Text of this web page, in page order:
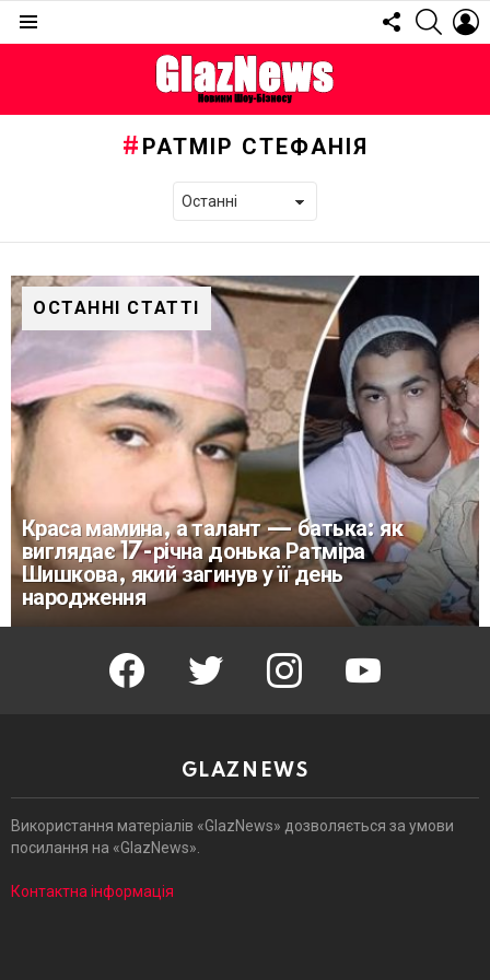
FOLLOW
US
РАТМІР СТЕФАНІЯ
ОСТАННІ СТАТТІ
Краса мамина, а талант — батька: як
виглядає 17-річна донька Ратміра
Шишкова, який загинув у її день
народження
facebook twitter instagram youtube
GLAZNEWS
Використання матеріалів «GlazNews» дозволяється за умови
посилання на «GlazNews».
Контактна інформація